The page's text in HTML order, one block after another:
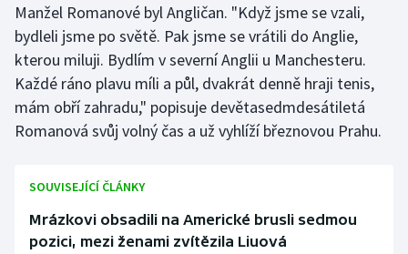
Manžel Romanové byl Angličan. "Když jsme se vzali,
bydleli jsme po světě. Pak jsme se vrátili do Anglie,
kterou miluji. Bydlím v severní Anglii u Manchesteru.
Každé ráno plavu míli a půl, dvakrát denně hraji tenis,
mám obří zahradu," popisuje devětasedmdesátiletá
Romanová svůj volný čas a už vyhlíží březnovou Prahu.
SOUVISEJÍCÍ ČLÁNKY
Mrázkovi obsadili na Americké brusli sedmou
pozici, mezi ženami zvítězila Liuová